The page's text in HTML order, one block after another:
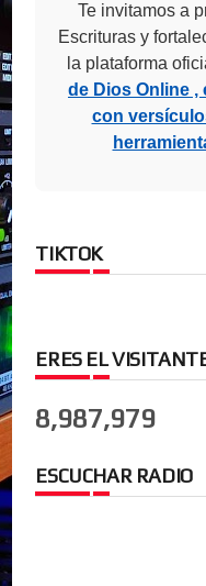
Te invitamos a
Escrituras y
la plataforma
de Dios Online
con
TIKTOK
ERES EL
8,987,979
ESCUCHAR RADIO